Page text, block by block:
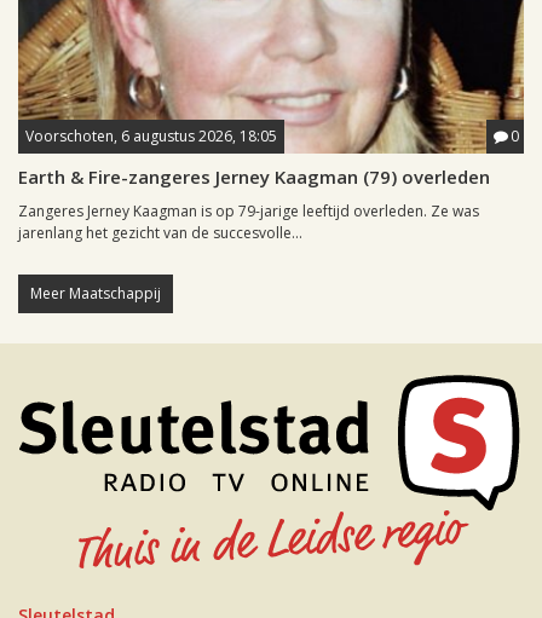
Voorschoten, 6 augustus 2026, 18:05 0
Earth & Fire-zangeres Jerney Kaagman (79) overleden
Zangeres Jerney Kaagman is op 79-jarige leeftijd overleden. Ze was
jarenlang het gezicht van de succesvolle...
Meer Maatschappij